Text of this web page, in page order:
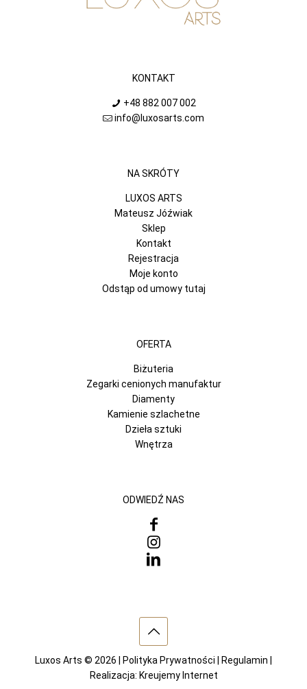
KONTAKT
+48 882 007 002
info@luxosarts.com
NA SKRÓTY
LUXOS ARTS
Mateusz Jóźwiak
Sklep
Kontakt
Rejestracja
Moje konto
Odstąp od umowy tutaj
OFERTA
Biżuteria
Zegarki cenionych manufaktur
Diamenty
Kamienie szlachetne
Dzieła sztuki
Wnętrza
ODWIEDŹ NAS
Luxos Arts © 2026 | Polityka Prywatności Regulamin
Realizacja: Kreujemy Internet